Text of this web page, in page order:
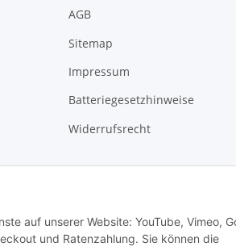
auf unserer Website: YouTube, Vimeo,
und Ratenzahlung. Sie können die
AGB
Sitemap
Impressum
Batteriegesetzhinweise
Widerrufsrecht